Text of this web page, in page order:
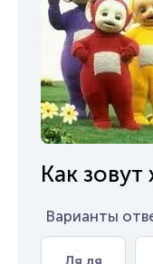
Как
Варианты